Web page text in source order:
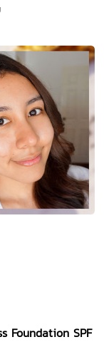
Foundation SPF